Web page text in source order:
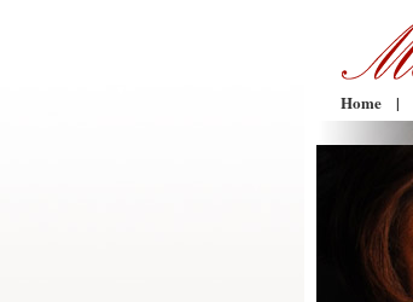
Home |